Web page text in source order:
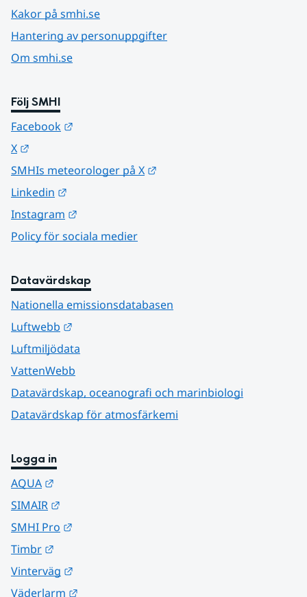
Kakor på smhi.se
Hantering av personuppgifter
Om smhi.se
Följ SMHI
Facebook
X
SMHIs meteorologer på X
Linkedin
Instagram
Policy för sociala medier
Datavärdskap
Nationella emissionsdatabasen
Luftwebb
Luftmiljödata
VattenWebb
Datavärdskap, oceanografi och marinbiologi
Datavärdskap för atmosfärkemi
Logga in
AQUA
SIMAIR
SMHI Pro
Timbr
Vinterväg
Väderlarm